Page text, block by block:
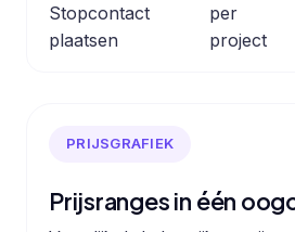
Stopcontact
plaatsen
per
project
PRIJSGRAFIEK
Prijsranges in één